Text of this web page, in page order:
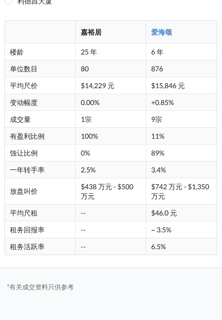
嘉裕居 爱海颂
楼龄 25 年
6 年
单位数目
80
876
平均尺价
$14,229 元
$15,846 元
变动幅度
0.00%
+0.85%
成交量
1宗
9宗
有盈利比例
100%
11%
蚀让比例
0%
89%
一年转手率
2.5% 3.4%
放盘叫价
$438 万元 - $500
万元
$742 万元 - $1,350
万元
平均尺租
--
$46.0 元
租务回报率
--
~ 3.5%
租务活跃率
-- 6.5%
*有关成交资料只供参考